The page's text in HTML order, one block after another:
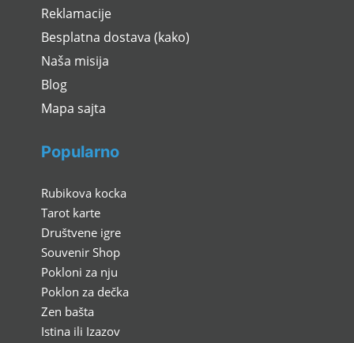
Reklamacije
Besplatna dostava (kako)
Naša misija
Blog
Mapa sajta
Popularno
Rubikova kocka
Tarot karte
Društvene igre
Souvenir Shop
Pokloni za nju
Poklon za dečka
Zen bašta
Istina ili Izazov